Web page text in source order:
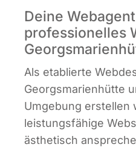
Deine
professionelles
Als eta­blier­te
Georgs­ma­ri­en­hüt­te
Umge­bung erstel­len
leis­tungs­fä­hi­ge
ästhe­tisch